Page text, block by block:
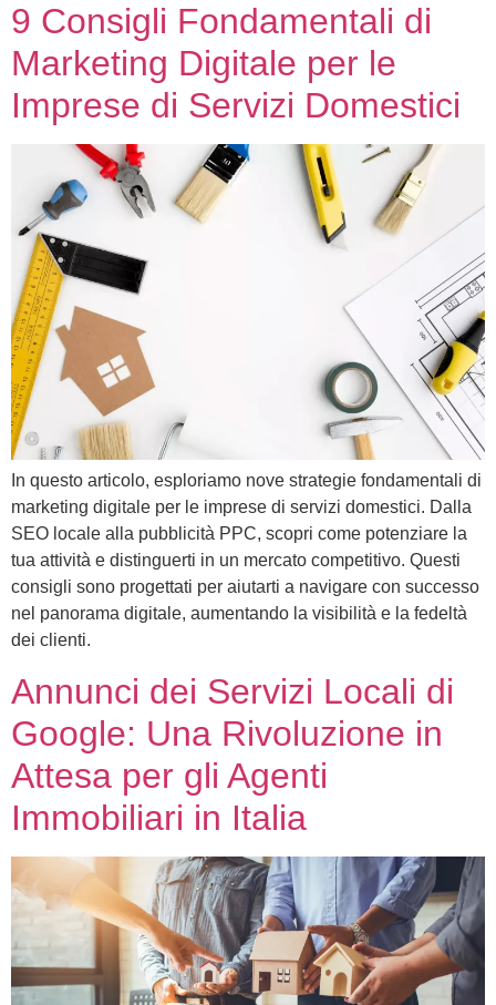
9 Consigli Fondamentali di
Marketing Digitale per le
Imprese di Servizi Domestici
In questo articolo, esploriamo nove strategie fondamentali di
marketing digitale per le imprese di servizi domestici. Dalla
SEO locale alla pubblicità PPC, scopri come potenziare la
tua attività e distinguerti in un mercato competitivo. Questi
consigli sono progettati per aiutarti a navigare con successo
nel panorama digitale, aumentando la visibilità e la fedeltà
dei clienti.
Annunci dei Servizi Locali di
Google: Una Rivoluzione in
Attesa per gli Agenti
Immobiliari in Italia